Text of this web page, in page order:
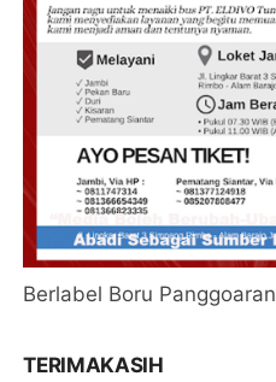
Berlabel Boru Panggoaran
TERIMAKASIH